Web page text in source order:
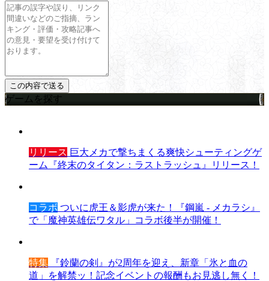
ゲームを探す
リリース 巨大メカで撃ちまくる爽快シューティングゲ
ーム『終末のタイタン：ラストラッシュ』リリース！
コラボ ついに虎王＆影虎が来た！『鋼嵐 - メカラシ』
で「魔神英雄伝ワタル」コラボ後半が開催！
特集 『鈴蘭の剣』が2周年を迎え、新章「氷と血の
道」を解禁ッ！記念イベントの報酬もお見逃し無く！